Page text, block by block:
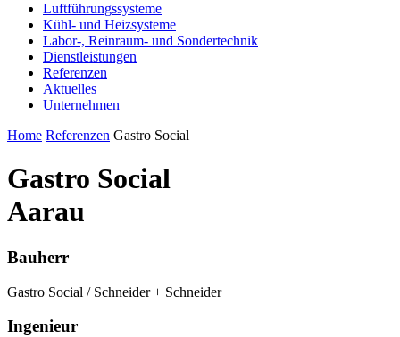
Luftführungssysteme
Kühl- und Heizsysteme
Labor-, Reinraum- und Sondertechnik
Dienstleistungen
Referenzen
Aktuelles
Unternehmen
Home Referenzen Gastro Social
Gastro Social
Aarau
Bauherr
Gastro Social / Schneider + Schneider
Ingenieur